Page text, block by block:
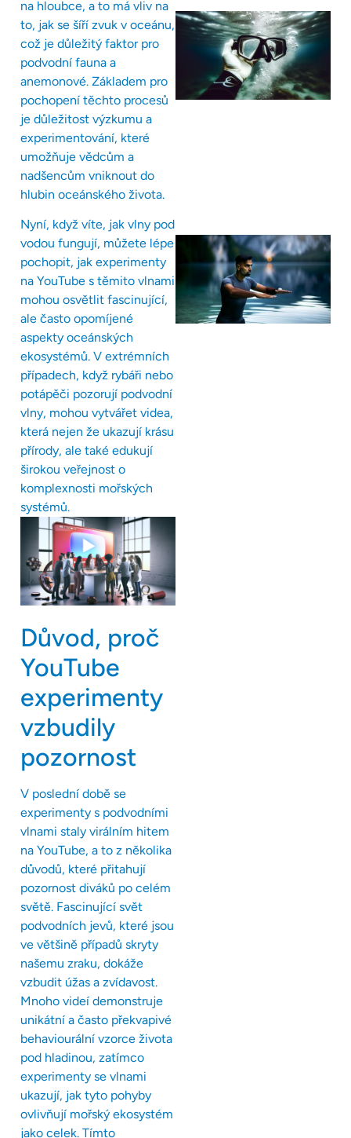
na hloubce, a to má vliv na
to, jak se šíří zvuk v oceánu,
což je důležitý faktor pro
podvodní fauna a
anemonové. Základem pro
pochopení těchto procesů
je důležitost výzkumu a
experimentování, které
umožňuje vědcům a
nadšencům vniknout do
hlubin oceánského života.
Nyní, když víte, jak vlny pod
vodou fungují, můžete lépe
pochopit, jak experimenty
na YouTube s těmito vlnami
mohou osvětlit fascinující,
ale často opomíjené
aspekty oceánských
ekosystémů. V extrémních
případech, když rybáři nebo
potápěči pozorují podvodní
vlny, mohou vytvářet videa,
která nejen že ukazují krásu
přírody, ale také edukují
širokou veřejnost o
komplexnosti mořských
systémů.
Důvod, proč
YouTube
experimenty
vzbudily
pozornost
V poslední době se
experimenty s podvodními
vlnami staly virálním hitem
na YouTube, a to z několika
důvodů, které přitahují
pozornost diváků po celém
světě. Fascinující svět
podvodních jevů, které jsou
ve většině případů skryty
našemu zraku, dokáže
vzbudit úžas a zvídavost.
Mnoho videí demonstruje
unikátní a často překvapivé
behaviourální vzorce života
pod hladinou, zatímco
experimenty se vlnami
ukazují, jak tyto pohyby
ovlivňují mořský ekosystém
jako celek. Tímto